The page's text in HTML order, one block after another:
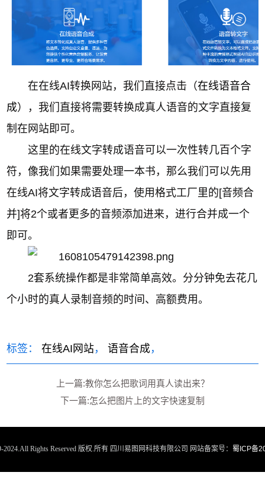
在在线AI转换网站，我们直接点击（在线语音合
成），我们直接将需要转换成真人语音的文字直接复
制在网站即可。
这里的在线文字转成语音可以一次性转几百个字
符，像我们如果需要处理一本书，那么我们可以先用
在线AI将文字转成语音后，使用格式工厂里的[音频合
并]将2个或者更多的音频添加进来，进行合并成一个
即可。
2套系统操作都是非常简单高效。分分钟免去花几
个小时的真人录制音频的时间、高额费用。
标签：在线AI网站，语音合成 ，
上一篇:教你怎么把歌词用真人读出来？
下一篇:怎么把图片上的文字快速复制
2024.All Rights Reserved 版权.所有 四川易图网科技有限公司 网站备案号： 蜀ICP备